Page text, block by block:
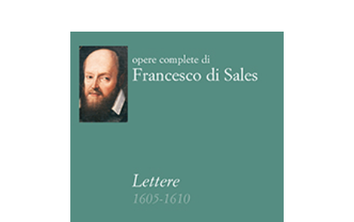
AGGIUNGI AL CARRELLO